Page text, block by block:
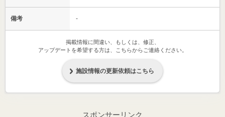
備考 -
掲載情報に間違い、もしくは、修正、
アップデートを希望する方は、こちらからご連絡ください。
施設情報の更新依頼はこちら
スポンサーリンク